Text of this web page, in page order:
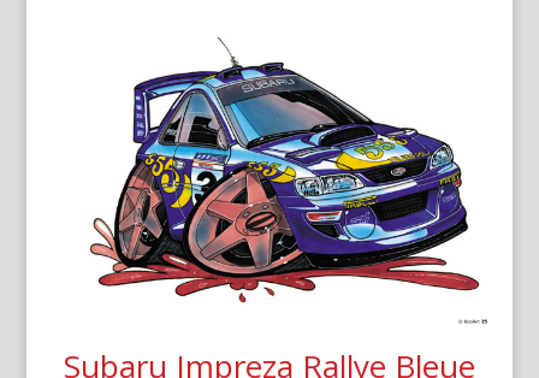
Subaru Impreza Rallye Bleue